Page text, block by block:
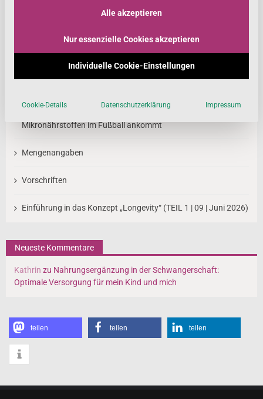
Die Kunst des Sprudelns: Wie bei Nutrilo Brausetabletten
Mikronährstoffen im Fußball ankommt
Mengenangaben
Vorschriften
Einführung in das Konzept „Longevity“ (TEIL 1 | 09 | Juni 2026)
Neueste Kommentare
Kathrin zu Nahrungsergänzung in der Schwangerschaft:
Optimale Versorgung für mein Kind und mich
teilen teilen teilen
Alle akzeptieren
Nur essenzielle Cookies akzeptieren
Individuelle Cookie-Einstellungen
Cookie-Details Datenschutzerklärung Impressum